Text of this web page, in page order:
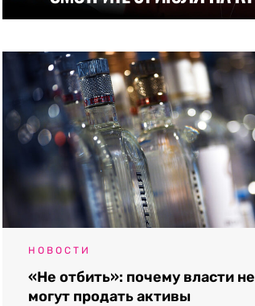
НОВОСТИ
«Не отбить»: почему власти не
могут продать активы